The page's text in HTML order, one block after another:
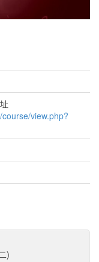
view.php?
)